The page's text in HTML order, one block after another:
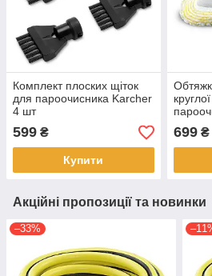
Комплект плоских щіток
для пароочисника Karcher
4 шт
599 ₴
Купити
699₴
Акційні пропозиції та новинки
–33%